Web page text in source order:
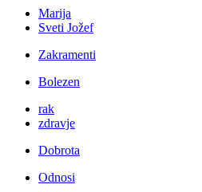
Marija
Sveti Jožef
Zakramenti
Bolezen
rak
zdravje
Dobrota
Odnosi